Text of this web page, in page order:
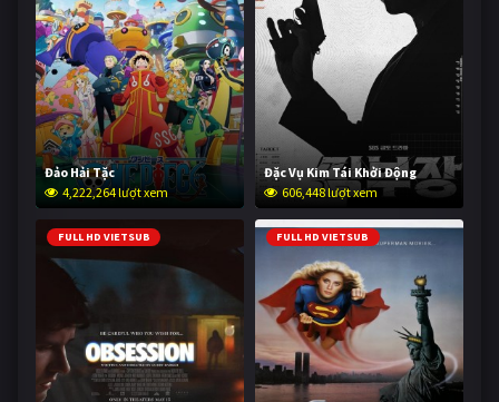
Đảo Hải Tặc
4,222,264 lượt xem
Đặc Vụ Kim Tái Khởi Động
606,448 lượt xem
FULL HD VIETSUB FULL HD VIETSUB